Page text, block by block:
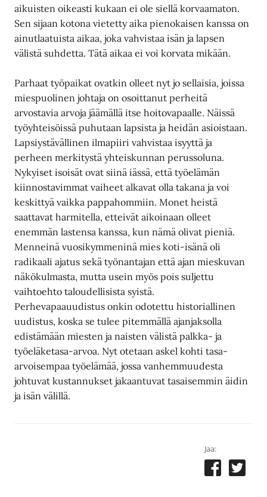
aikuisten oikeasti kukaan ei ole siellä korvaamaton.
Sen sijaan kotona vietetty aika pienokaisen kanssa on
ainutlaatuista aikaa, joka vahvistaa isän ja lapsen
välistä suhdetta. Tätä aikaa ei voi korvata mikään.
Parhaat työpaikat ovatkin olleet nyt jo sellaisia, joissa
miespuolinen johtaja on osoittanut perheitä
arvostavia arvoja jäämällä itse hoitovapaalle. Näissä
työyhteisöissä puhutaan lapsista ja heidän asioistaan.
Lapsiystävällinen ilmapiiri vahvistaa isyyttä ja
perheen merkitystä yhteiskunnan perussoluna.
Nykyiset isoisät ovat siinä iässä, että työelämän
kiinnostavimmat vaiheet alkavat olla takana ja voi
keskittyä vaikka pappahommiin. Monet heistä
saattavat harmitella, etteivät aikoinaan olleet
enemmän lastensa kanssa, kun nämä olivat pieniä.
Menneinä vuosikymmeninä mies koti-isänä oli
radikaali ajatus sekä työnantajan että ajan mieskuvan
näkökulmasta, mutta usein myös pois suljettu
vaihtoehto taloudellisista syistä.
Perhevapaauudistus onkin odotettu historiallinen
uudistus, koska se tulee pitemmällä ajanjaksolla
edistämään miesten ja naisten välistä palkka- ja
työeläketasa-arvoa. Nyt otetaan askel kohti tasa-
arvoisempaa työelämää, jossa vanhemmuudesta
johtuvat kustannukset jakaantuvat tasaisemmin äidin
ja isän välillä.
Jaa: